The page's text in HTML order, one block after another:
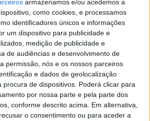
armazenamos e/ou acedemos a
como cookies, e processamos
identificadores únicos e informações
um dispositivo para publicidade e
medição de publicidade e
de audiências e desenvolvimento de
permissão, nós e os nossos parceiros
e dados de geolocalização
procura de dispositivos. Poderá clicar para
por nossa parte e pela parte dos
conforme descrito acima. Em alternativa,
o consentimento ou para aceder a
Azemeis.net
2019, 01:21